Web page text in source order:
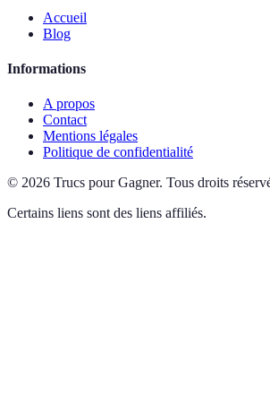
Accueil
Blog
Informations
A propos
Contact
Mentions légales
Politique de confidentialité
© 2026 Trucs pour Gagner. Tous droits
Certains liens sont des liens affiliés.